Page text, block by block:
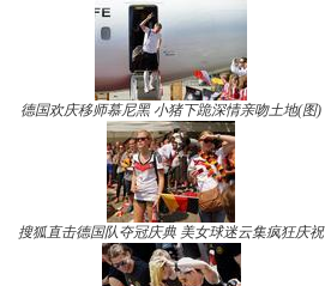
德国欢庆移师慕尼黑 小猪下跪深情亲吻土地(图)
搜狐直击德国队夺冠庆典 美女球迷云集疯狂庆祝